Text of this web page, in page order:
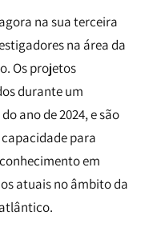
na sua terceira
na área da
Os projetos
durante um
ano de 2024, e são
para
em
atuais no âmbito da